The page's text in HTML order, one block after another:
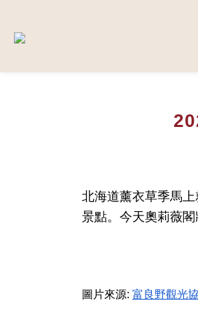
北海道薰衣草季馬
景點。今天奧莉薇
圖片來源: 富良野觀光